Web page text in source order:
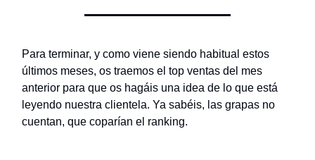
Para terminar, y como viene siendo habitual estos
últimos meses, os traemos el top ventas del mes
anterior para que os hagáis una idea de lo que está
leyendo nuestra clientela. Ya sabéis, las grapas no
cuentan, que coparían el ranking.